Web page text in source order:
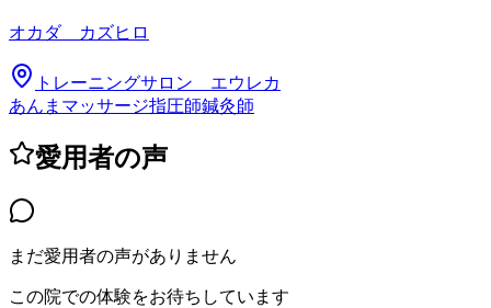
オカダ カズヒロ
トレーニングサロン エウレカ
あんまマッサージ指圧師鍼灸師
愛用者の声
まだ愛用者の声がありません
この院での体験をお待ちしています